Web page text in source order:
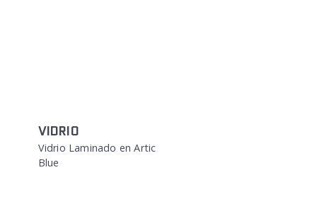
VIDRIO
Vidrio Laminado en Artic
Blue